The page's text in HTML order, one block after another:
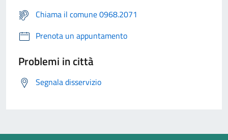
Chiama il comune 0968.2071
Prenota un appuntamento
Problemi in città
Segnala disservizio